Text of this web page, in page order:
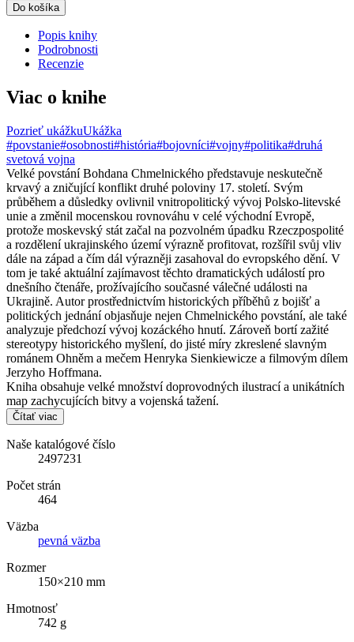
Do košíka
Popis knihy
Podrobnosti
Recenzie
Viac o knihe
Pozrieť ukážkuUkážka
#povstanie#osobnosti#história#bojovníci#vojny#politika#druhá
svetová vojna
Velké povstání Bohdana Chmelnického představuje neskutečně
krvavý a zničující konflikt druhé poloviny 17. století. Svým
průběhem a důsledky ovlivnil vnitropolitický vývoj Polsko-litevské
unie a změnil mocenskou rovnováhu v celé východní Evropě,
protože moskevský stát začal na pozvolném úpadku Rzeczpospolité
a rozdělení ukrajinského území výrazně profitovat, rozšířil svůj vliv
dále na západ a čím dál výrazněji zasahoval do evropského dění. V
tom je také aktuální zajímavost těchto dramatických událostí pro
dnešního čtenáře, prožívajícího současné válečné události na
Ukrajině. Autor prostřednictvím historických příběhů z bojišť a
politických jednání objasňuje nejen Chmelnického povstání, ale také
analyzuje předchozí vývoj kozáckého hnutí. Zároveň bortí zažité
stereotypy historického myšlení, do jisté míry zkreslené slavným
románem Ohněm a mečem Henryka Sienkiewicze a filmovým dílem
Jerzyho Hoffmana.
Kniha obsahuje velké množství doprovodných ilustrací a unikátních
map zachycujících bitvy a vojenská tažení.
Čítať viac
Naše katalógové číslo
2497231
Počet strán
464
Väzba
pevná väzba
Rozmer
150×210 mm
Hmotnosť
742 g